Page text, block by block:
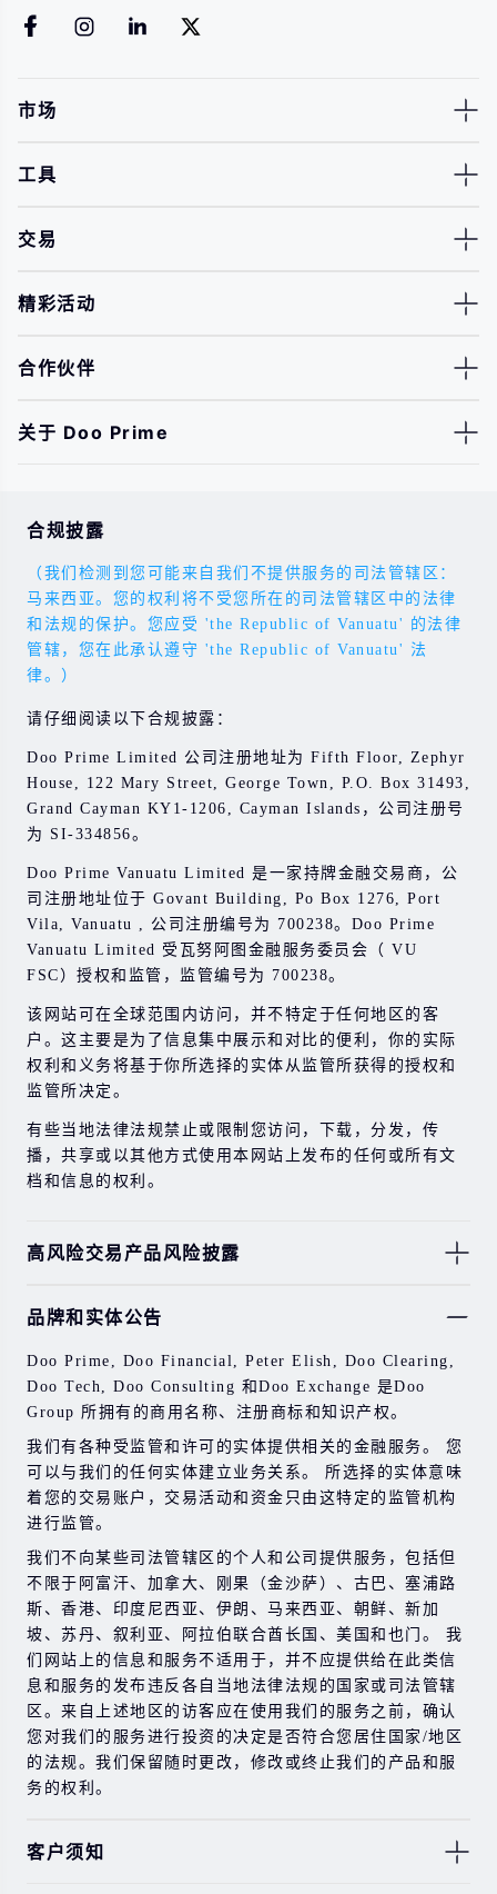
市场
工具
交易
精彩活动
合作伙伴
关于 Doo Prime
合规披露
（我们检测到您可能来自我们不提供服务的司法管辖区：
马来西亚。您的权利将不受您所在的司法管辖区中的法律
和法规的保护。您应受 'the Republic of Vanuatu' 的法律
管辖，您在此承认遵守 'the Republic of Vanuatu' 法
律。）
请仔细阅读以下合规披露：
Doo Prime Limited 公司注册地址为 Fifth Floor, Zephyr
House, 122 Mary Street, George Town, P.O. Box 31493,
Grand Cayman KY1-1206, Cayman Islands，公司注册号
为 SI-334856。
Doo Prime Vanuatu Limited 是一家持牌金融交易商，公
司注册地址位于 Govant Building, Po Box 1276, Port
Vila, Vanuatu , 公司注册编号为 700238。Doo Prime
Vanuatu Limited 受瓦努阿图金融服务委员会（ VU
FSC）授权和监管，监管编号为 700238。
该网站可在全球范围内访问，并不特定于任何地区的客
户。这主要是为了信息集中展示和对比的便利，你的实际
权利和义务将基于你所选择的实体从监管所获得的授权和
监管所决定。
有些当地法律法规禁止或限制您访问，下载，分发，传
播，共享或以其他方式使用本网站上发布的任何或所有文
档和信息的权利。
高风险交易产品风险披露
券，期货，差价合约和其他金融产品交易涉及高风险，可
过去的投资表现并不代表其未来的表现。
在与我们进行任何交易之前，请确保您完全了解使用相应
金融工具进行交易的风险。 如果您不了解此处说明的风
险，则应寻求独立的专业建议。
品牌和实体公告
Doo Prime, Doo Financial, Peter Elish, Doo Clearing,
Doo Tech, Doo Consulting 和Doo Exchange 是Doo
Group 所拥有的商用名称、注册商标和知识产权。
我们有各种受监管和许可的实体提供相关的金融服务。 您
可以与我们的任何实体建立业务关系。 所选择的实体意味
着您的交易账户，交易活动和资金只由这特定的监管机构
进行监管。
我们不向某些司法管辖区的个人和公司提供服务，包括但
不限于阿富汗、加拿大、刚果（金沙萨）、古巴、塞浦路
斯、香港、印度尼西亚、伊朗、马来西亚、朝鲜、新加
坡、苏丹、叙利亚、阿拉伯联合酋长国、美国和也门。 我
们网站上的信息和服务不适用于，并不应提供给在此类信
息和服务的发布违反各自当地法律法规的国家或司法管辖
区。来自上述地区的访客应在使用我们的服务之前，确认
您对我们的服务进行投资的决定是否符合您居住国家/地区
的法规。我们保留随时更改，修改或终止我们的产品和服
务的权利。
客户须知